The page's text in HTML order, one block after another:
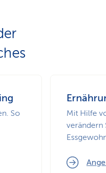
So
Mit Hilfe
verändern